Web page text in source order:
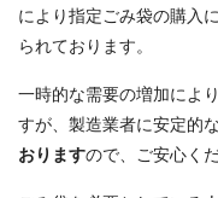
により指定ごみ袋の購入
られております。
一時的な需要の増加によ
すが、製造業者に安定的な
おりますので、ご安心く